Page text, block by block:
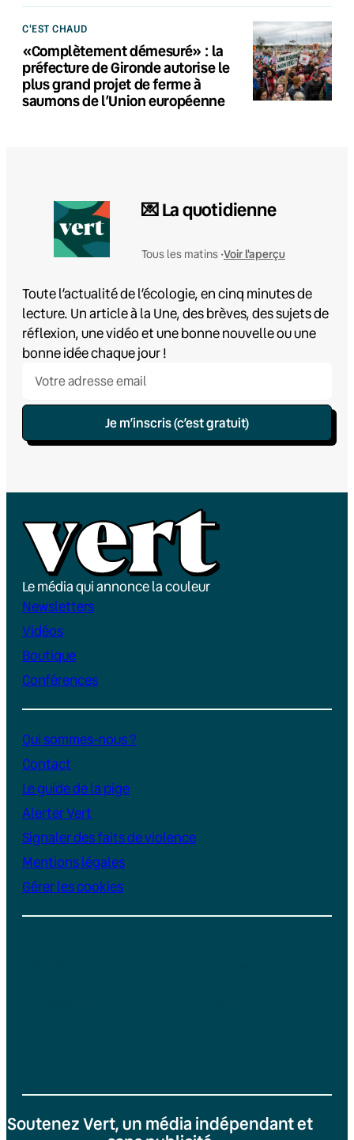
C'EST CHAUD
«Complètement démesuré» : la
préfecture de Gironde autorise le
plus grand projet de ferme à
saumons de l’Union européenne
💌 La quotidienne
Tous les matins •Voir l'aperçu
Toute l’actualité de l’écologie, en cinq minutes de
lecture. Un article à la Une, des brèves, des sujets de
réflexion, une vidéo et une bonne nouvelle ou une
bonne idée chaque jour !
Je m’inscris (c’est gratuit)
Le média qui annonce la couleur
Newsletters
Vidéos
Boutique
Conférences
Qui sommes-nous ?
Contact
Le guide de la pige
Alerter Vert
Signaler des faits de violence
Mentions légales
Gérer les cookies
Soutenez Vert, un média indépendant et